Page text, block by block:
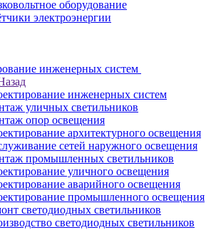
оборудование
электроэнергии
инженерных систем
инженерных систем
уличных светильников
опор освещения
архитектурного освещения
сетей наружного освещения
промышленных светильников
уличного освещения
аварийного освещения
промышленного освещения
светодиодных светильников
светодиодных светильников